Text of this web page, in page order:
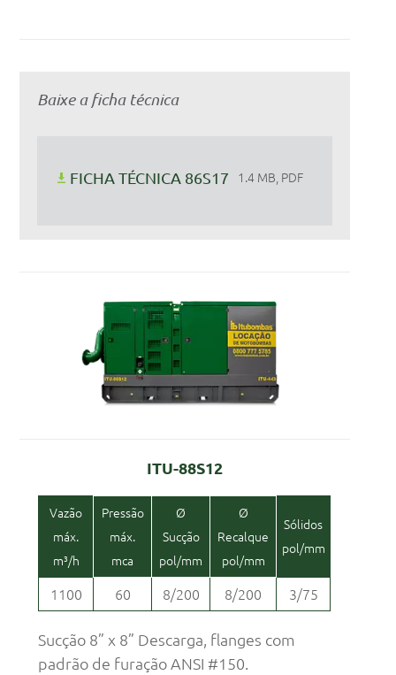
Baixe a ficha técnica
FICHA TÉCNICA 86S17 1.4 MB, PDF
ITU-88S12
Vazão
máx.
m³/h
Pressão
máx.
mca
Ø
Sucção
pol/mm
Ø
Recalque
pol/mm
Sólidos
pol/mm
1100 60 8/200 8/200 3/75
Sucção 8” x 8” Descarga, flanges com
padrão de furação ANSI #150.